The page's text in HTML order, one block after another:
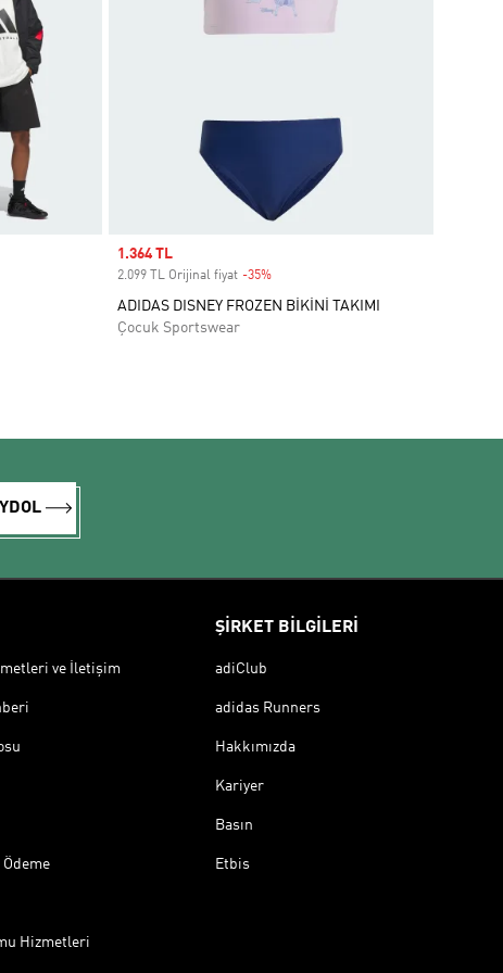
Sale price
1.364 TL
2.099 TL Orijinal fiyat -35%Discount
ADIDAS DISNEY FROZEN BİKİNİ TAKIMI
Çocuk Sportswear
ve İletişim
Ödeme
Hizmetleri
ŞİRKET BİLGİLERİ
adiClub
adidas Runners
Hakkımızda
Kariyer
Basın
Etbis